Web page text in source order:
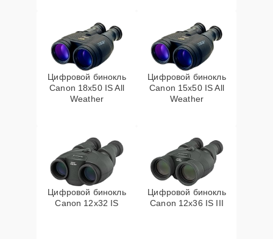
Цифровой бинокль
Canon 18x50 IS All
Weather
Цифровой бинокль
Canon 15x50 IS All
Weather
Цифровой бинокль
Canon 12x32 IS
Цифровой бинокль
Canon 12x36 IS III